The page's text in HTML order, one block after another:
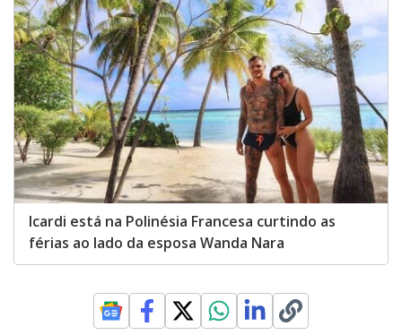
Icardi está na Polinésia Francesa curtindo as
férias ao lado da esposa Wanda Nara